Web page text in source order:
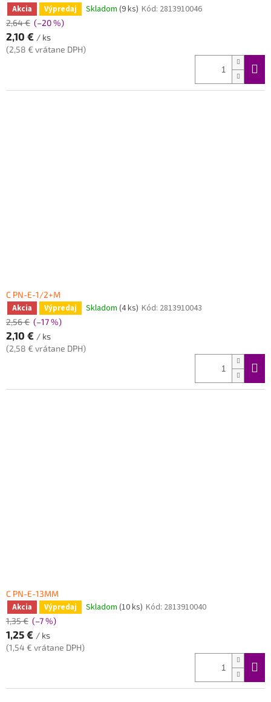
Akcia Výpredaj Skladom (9 ks) Kód: 2813910046
2,64 € (–20 %)
2,10 € / ks
(2,58 € vrátane DPH)
C PN-E-1/2+M
Akcia Výpredaj Skladom (4 ks) Kód: 2813910043
2,56 € (–17 %)
2,10 € / ks
(2,58 € vrátane DPH)
C PN-E-13MM
Akcia Výpredaj Skladom (10 ks) Kód: 2813910040
1,35 € (–7 %)
1,25 € / ks
(1,54 € vrátane DPH)